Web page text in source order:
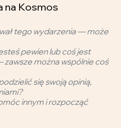
na Kosmos
tego wydarzenia — może
pewien lub coś jest
zawsze można wspólnie coś
się swoją opinią,
innym i rozpocząć